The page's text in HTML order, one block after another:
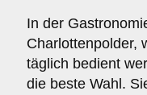
In der
Charlottenpolder,
täglich bedient
die beste Wahl.